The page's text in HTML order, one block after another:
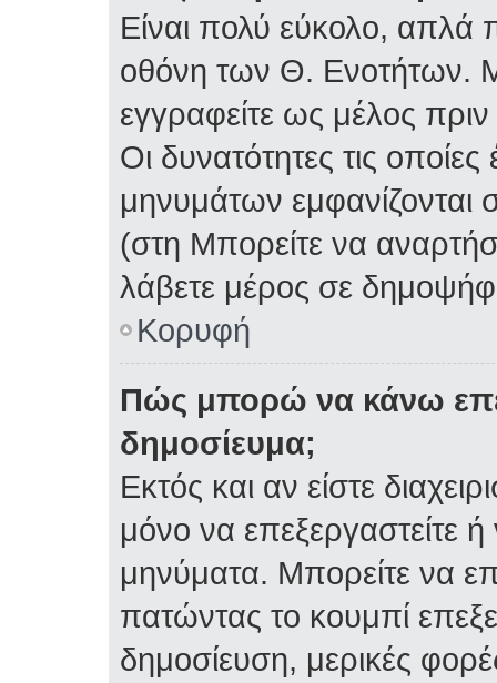
Είναι πολύ εύκολο, απλά
οθόνη των Θ. Ενοτήτων.
εγγραφείτε ως μέλος
Οι δυνατότητες τις
μηνυμάτων
(στη Μπορείτε να
λάβετε μέρος σε
Κορυφή
Πώς μπορώ να κάνω
δημοσίευμα;
Εκτός και αν είστε
μόνο να επεξεργαστείτε
μηνύματα. Μπορείτε να
πατώντας το κουμπί
δημοσίευση, μερικές